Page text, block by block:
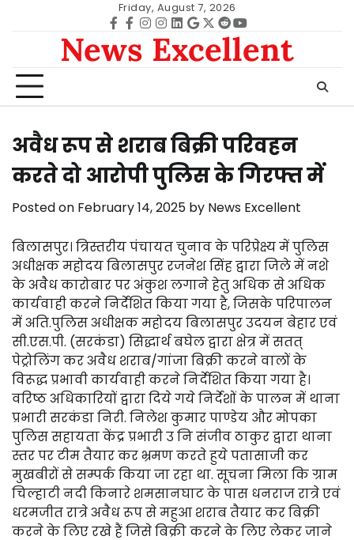
Friday, August 7, 2026
Facebook
facebook
Instagram
instagram
Linkedin
google
Twitter
redditYoutube
News Excellent
अवैध रूप से शराब बिक्री परिवहन
करते दो आरोपी पुलिस के गिरफ्त में
Posted on February 14, 2025 by News Excellent
बिलासपुर। त्रिस्तरीय पंचायत चुनाव के परिप्रेक्ष्य में पुलिस
अधीक्षक महोदय बिलासपुर रजनेश सिंह द्वारा जिले में नशे
के अवैध कारोबार पर अंकुश लगाने हेतु अधिक से अधिक
कार्यवाही करने निर्देशित किया गया है, जिसके परिपालन
में अति.पुलिस अधीक्षक महोदय बिलासपुर उदयन बेहार एवं
सी.एस.पी. (सरकंडा) सिद्धार्थ बघेल द्वारा क्षेत्र में सतत्
पेट्रोलिंग कर अवैध शराब/गांजा बिक्री करने वालों के
विरूद्ध प्रभावी कार्यवाही करने निर्देशित किया गया है।
वरिष्ठ अधिकारियों द्वारा दिये गये निर्देशों के पालन में थाना
प्रभारी सरकंडा निरी. निलेश कुमार पाण्डेय और मोपका
पुलिस सहायता केंद्र प्रभारी उ नि संजीव ठाकुर द्वारा थाना
स्तर पर टीम तैयार कर भ्रमण करते हुये पतासाजी कर
मुखबीरों से सम्पर्क किया जा रहा था. सूचना मिला कि ग्राम
चिल्हाटी नदी किनारे शमसानघाट के पास धनराज रात्रे एवं
धरमजीत रात्रे अवैध रूप से महुआ शराब तैयार कर बिक्री
करने के लिए रखे हैं जिसे बिक्री करने के लिए लेकर जाने